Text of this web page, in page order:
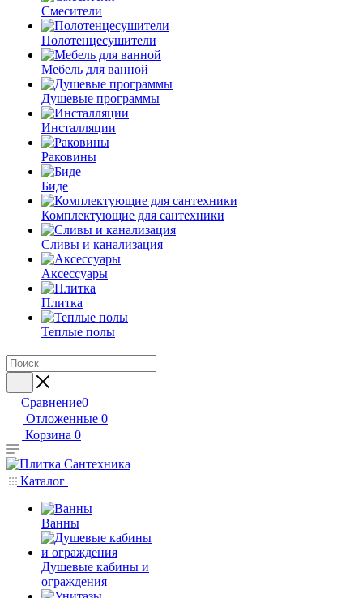
Смесители
Полотенцесушители
Мебель для ванной
Душевые программы
Инсталляции
Раковины
Биде
Комплектующие для сантехники
Сливы и канализация
Аксессуары
Плитка
Теплые полы
Сравнение0
Отложенные 0
Корзина 0
Каталог
Ванны
Душевые кабины и
ограждения